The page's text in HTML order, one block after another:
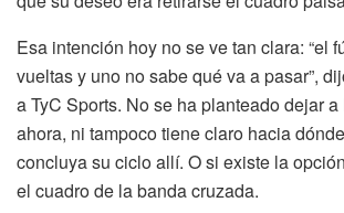
Esa intención hoy no se ve tan clara: “el
vueltas y uno no sabe qué va a pasar”,
a TyC Sports. No se ha planteado dejar
ahora, ni tampoco tiene claro hacia
concluya su ciclo allí. O si existe la
el cuadro de la banda cruzada.